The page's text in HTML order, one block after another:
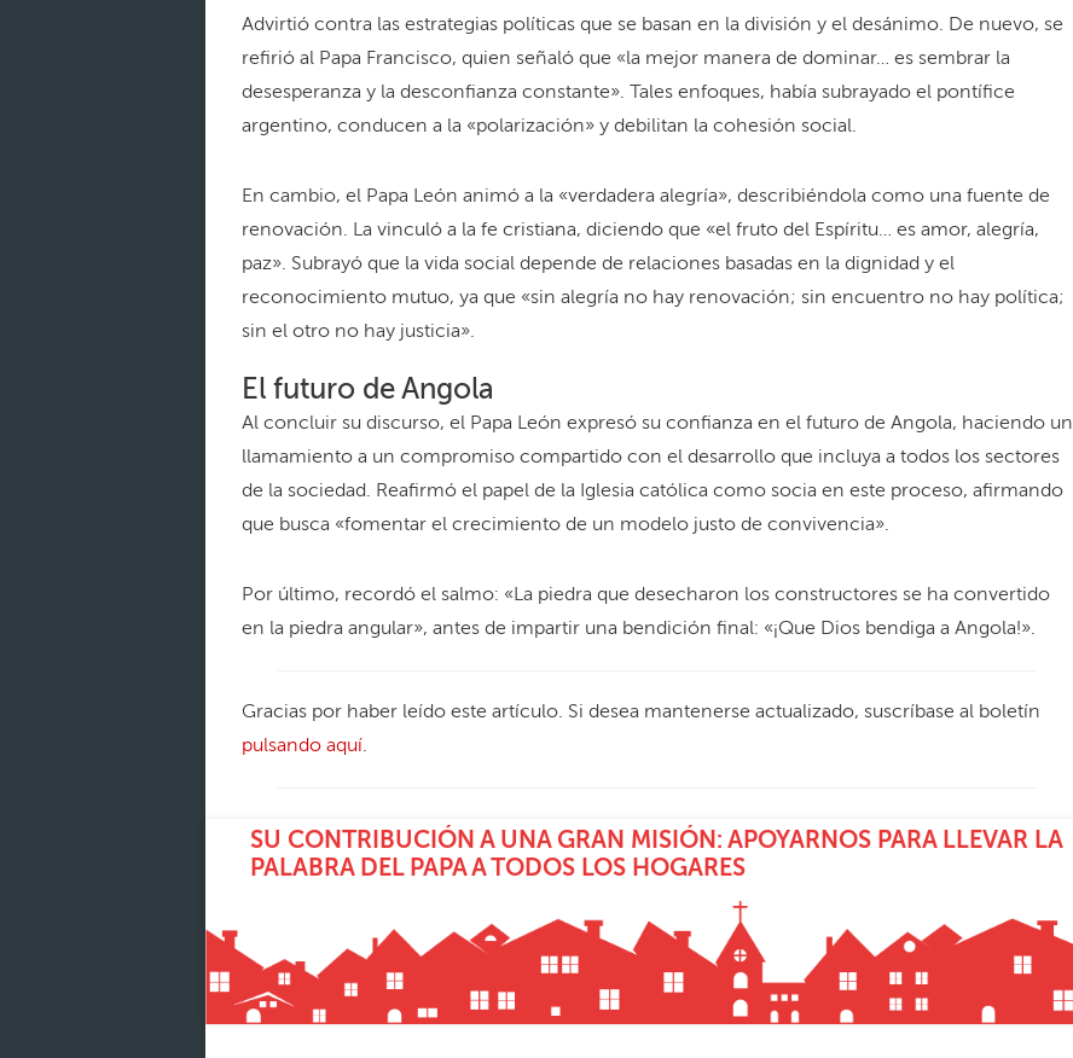
Advirtió contra las estrategias políticas que se basan en la división y el desánimo. De nuevo, se
refirió al Papa Francisco, quien señaló que «la mejor manera de dominar… es sembrar la
desesperanza y la desconfianza constante». Tales enfoques, había subrayado el pontífice
argentino, conducen a la «polarización» y debilitan la cohesión social.
En cambio, el Papa León animó a la «verdadera alegría», describiéndola como una fuente de
renovación. La vinculó a la fe cristiana, diciendo que «el fruto del Espíritu… es amor, alegría,
paz». Subrayó que la vida social depende de relaciones basadas en la dignidad y el
reconocimiento mutuo, ya que «sin alegría no hay renovación; sin encuentro no hay política;
sin el otro no hay justicia».
El futuro de Angola
Al concluir su discurso, el Papa León expresó su confianza en el futuro de Angola, haciendo un
llamamiento a un compromiso compartido con el desarrollo que incluya a todos los sectores
de la sociedad. Reafirmó el papel de la Iglesia católica como socia en este proceso, afirmando
que busca «fomentar el crecimiento de un modelo justo de convivencia».
Por último, recordó el salmo: «La piedra que desecharon los constructores se ha convertido
en la piedra angular», antes de impartir una bendición final: «¡Que Dios bendiga a Angola!».
Gracias por haber leído este artículo. Si desea mantenerse actualizado, suscríbase al boletín
pulsando aquí.
SU CONTRIBUCIÓN A UNA GRAN MISIÓN: APOYARNOS PARA LLEVAR LA
PALABRA DEL PAPA A TODOS LOS HOGARES